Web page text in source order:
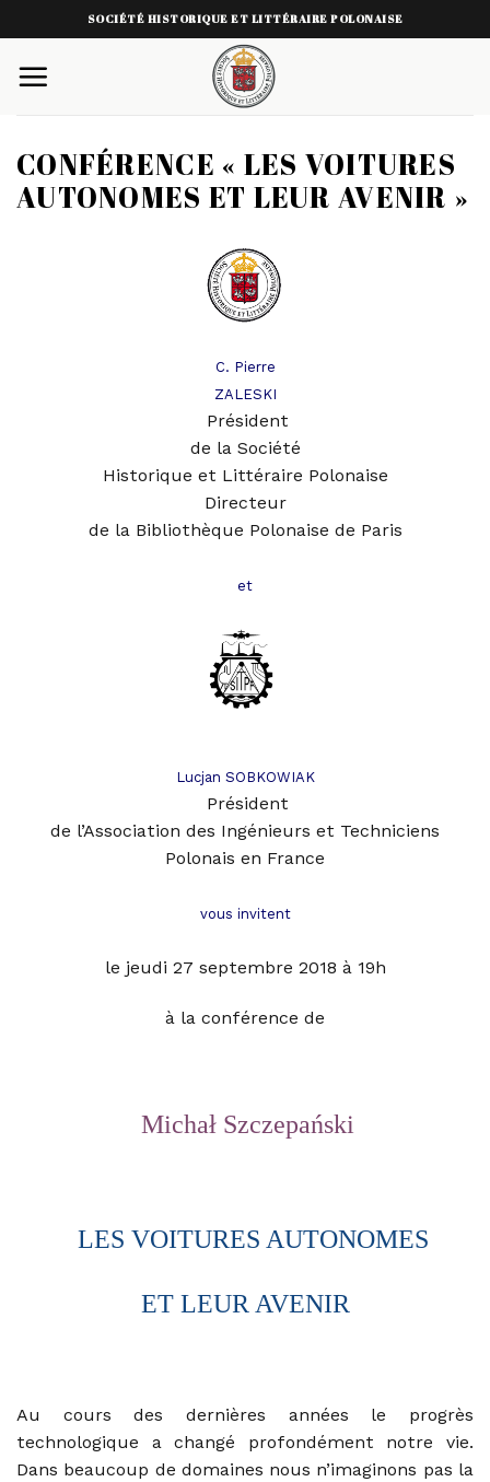
to
content
SOCIÉTÉ HISTORIQUE ET LITTÉRAIRE POLONAISE
CONFÉRENCE « LES VOITURES
AUTONOMES ET LEUR AVENIR »
C. Pierre
ZALESKI
Président
de la Société
Historique et Littéraire Polonaise
Directeur
de la Bibliothèque Polonaise de Paris
et
Lucjan SOBKOWIAK
Président
de l’Association des Ingénieurs et Techniciens
Polonais en France
vous invitent
le jeudi 27 septembre 2018 à 19h
à la conférence de
Michał Szczepański
LES VOITURES AUTONOMES
ET LEUR AVENIR
Au cours des dernières années le progrès
technologique a changé profondément notre vie.
Dans beaucoup de domaines nous n’imaginons pas la